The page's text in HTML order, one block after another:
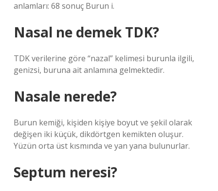
anlamları: 68 sonuç Burun i.
Nasal ne demek TDK?
TDK verilerine göre “nazal” kelimesi burunla ilgili,
genizsi, buruna ait anlamına gelmektedir.
Nasale nerede?
Burun kemiği, kişiden kişiye boyut ve şekil olarak
değişen iki küçük, dikdörtgen kemikten oluşur.
Yüzün orta üst kısmında ve yan yana bulunurlar.
Septum neresi?